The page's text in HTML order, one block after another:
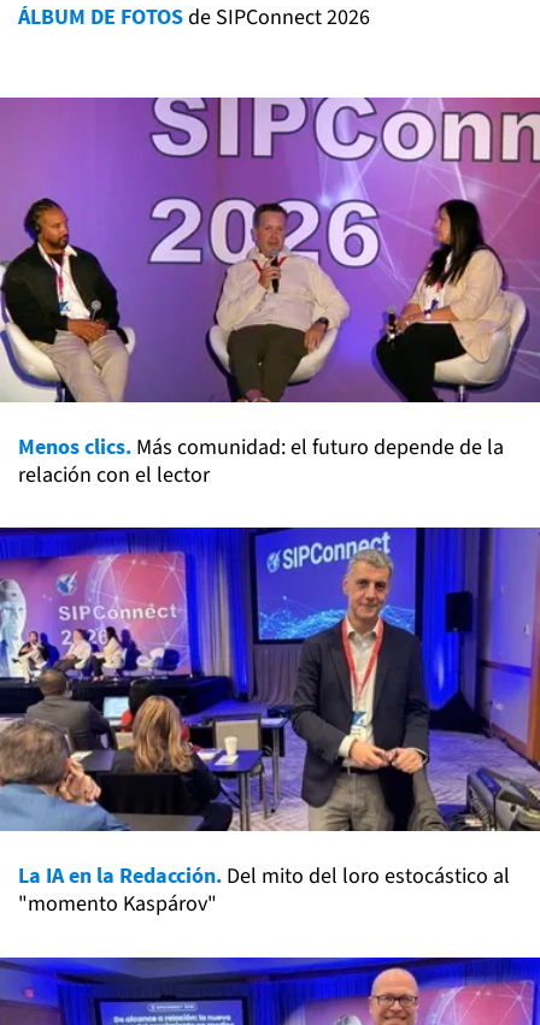
ÁLBUM DE FOTOSde SIPConnect 2026
Menos clics. Más comunidad: el futuro depende de la
relación con el lector
La IA en la Redacción. Del mito del loro estocástico al
"momento Kaspárov"